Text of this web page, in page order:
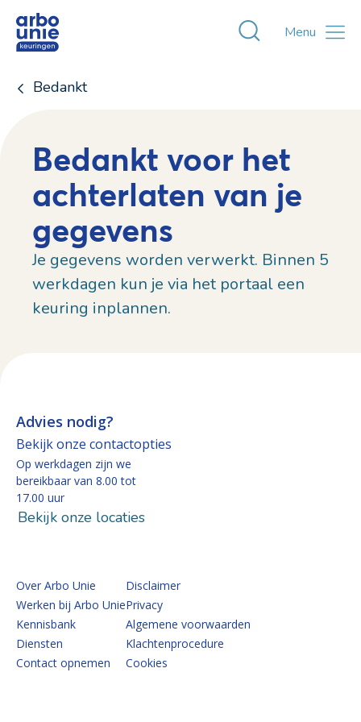
Toggle
Menu
Bedankt
Bedankt voor het
achterlaten van je
gegevens
Je gegevens worden verwerkt. Binnen 5
werkdagen kun je via het portaal een
keuring inplannen.
Advies nodig?
Bekijk onze contactopties
Op werkdagen zijn we
bereikbaar van 8.00 tot
17.00 uur
Bekijk onze locaties
Over Arbo Unie
Werken bij Arbo Unie
Kennisbank
Diensten
Contact opnemen
Disclaimer
Privacy
Algemene voorwaarden
Klachtenprocedure
Cookies